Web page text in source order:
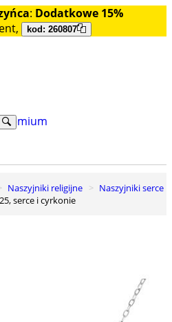
: Dodatkowe 15%
kod: 260807
premium
Naszyjniki religijne
Naszyjniki serce
serce i cyrkonie